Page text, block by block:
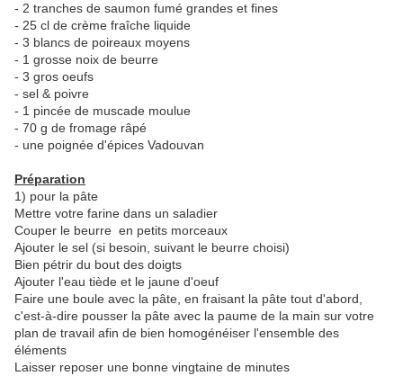
- 2 tranches de saumon fumé grandes et fines
- 25 cl de crème fraîche liquide
- 3 blancs de poireaux moyens
- 1 grosse noix de beurre
- 3 gros oeufs
- sel & poivre
- 1 pincée de muscade moulue
- 70 g de fromage râpé
- une poignée d'épices Vadouvan
Préparation
1) pour la pâte
Mettre votre farine dans un saladier
Couper le beurre en petits morceaux
Ajouter le sel (si besoin, suivant le beurre choisi)
Bien pétrir du bout des doigts
Ajouter l'eau tiède et le jaune d'oeuf
Faire une boule avec la pâte, en fraisant la pâte tout d'abord,
c'est-à-dire pousser la pâte avec la paume de la main sur votre
plan de travail afin de bien homogénéiser l'ensemble des
éléments
Laisser reposer une bonne vingtaine de minutes